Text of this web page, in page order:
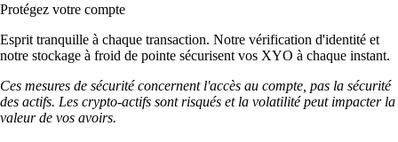
Protégez votre compte
Esprit tranquille à chaque transaction. Notre vérification d'identité et
notre stockage à froid de pointe sécurisent vos XYO à chaque instant.
Ces mesures de sécurité concernent l'accès au compte, pas la sécurité
des actifs. Les crypto-actifs sont risqués et la volatilité peut impacter la
valeur de vos avoirs.